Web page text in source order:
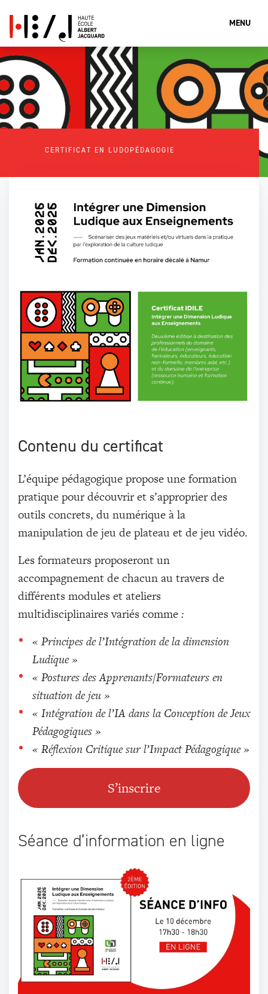
MENU
Que cherches-tu?
Rechercher
CERTIFICAT EN LUDOPÉDAGOGIE
Contenu du certificat
L’équipe pédagogique propose une formation
pratique pour découvrir et s’approprier des
outils concrets, du numérique à la
manipulation de jeu de plateau et de jeu vidéo.
Les formateurs proposeront un
accompagnement de chacun au travers de
différents modules et ateliers
multidisciplinaires variés comme:
« Principes de l’Intégration de la dimension
Ludique»
« Postures des Apprenants/Formateurs en
situation de jeu »
« Intégration de l’IA dans la Conception de Jeux
Pédagogiques »
« Réflexion Critique sur l’Impact Pédagogique »
S’inscrire
Séance d’information en ligne